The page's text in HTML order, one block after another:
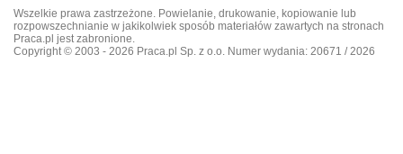
Wszelkie prawa zastrzeżone. Powielanie, drukowanie, kopiowanie lub
rozpowszechnianie w jakikolwiek sposób materiałów zawartych na stronach
Praca.pl jest zabronione.
Copyright © 2003 - 2026 Praca.pl Sp. z o.o. Numer wydania: 20671 / 2026